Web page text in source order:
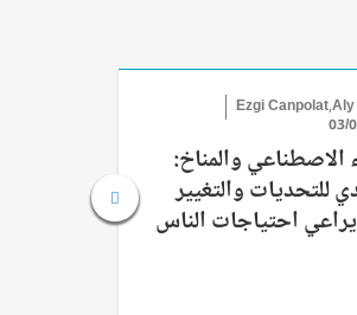
Ezgi
03/
الاصطناعي والمناخ:
للتحديات والتغيير
احتياجات الناس